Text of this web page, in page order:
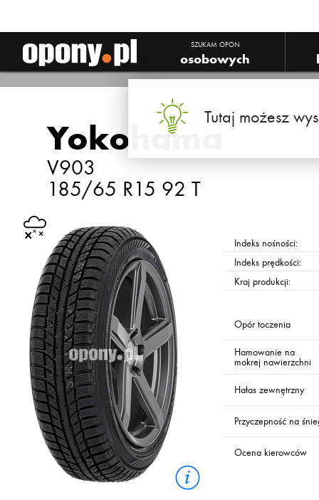
SZUKAM OPON
osobowych
Tutaj możesz
Yokohama
V903
185/65 R15 92 T
Indeks nośności:
Indeks prędkości:
Kraj produkcji:
Opór toczenia
Hamowanie na
mokrej nawierzchni
Hałas zewnętrzny
Przyczepność na
Ocena kierowców